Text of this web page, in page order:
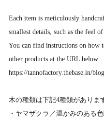
Each item is meticulously
smallest details, such as the feel
You can find instructions on how
other products at the URL below.
https://tannofactory.thebase.in/
木の種類は下記4種類がありま
・ヤマザクラ／温かみのある